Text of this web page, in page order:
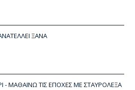
ΞΑΝΑ
- ΜΑΘΑΙΝΩ ΤΙΣ ΕΠΟΧΕΣ ΜΕ ΣΤΑΥΡΟΛΕΞΑ